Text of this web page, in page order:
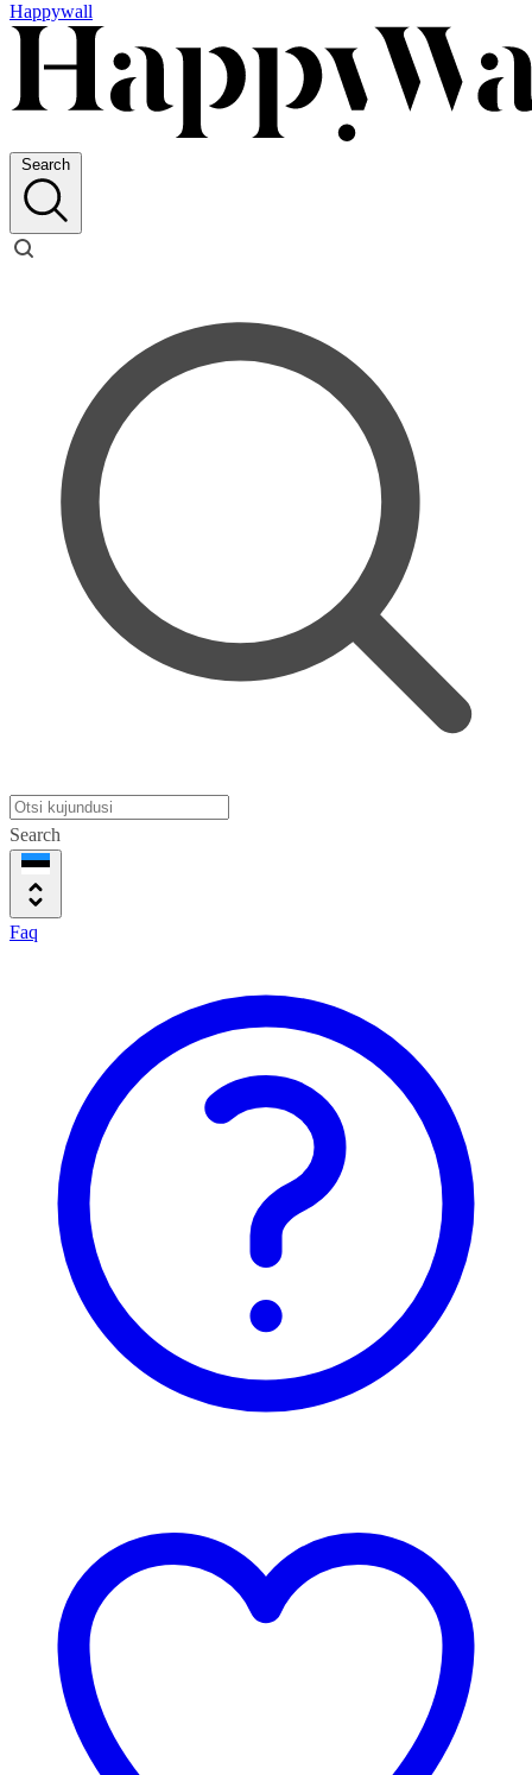
Happywall
Search
Search
Faq